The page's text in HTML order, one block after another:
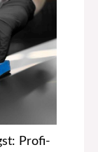
Profi-